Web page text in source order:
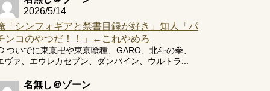
2026/5/14
「シンフォギアと禁書目録が好き」知人「パ
ンコのやつだ！！」←これやめろ
ついでに東京卍や東京喰種、GARO、北斗の拳、
ヴァ、エウレカセブン、ダンバイン、ウルトラ...
名無し＠ゾーン